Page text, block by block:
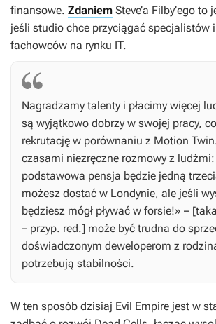
finansowe. Zdaniem Steve’a Filby’ego
jeśli studio chce przyciągać specjalistów
fachowców na rynku IT.
Nagradzamy talenty i płacimy więcej
są wyjątkowo dobrzy w swojej pracy,
rekrutację w porównaniu z Motion
czasami niezręczne rozmowy z
podstawowa pensja będzie jedną
możesz dostać w Londynie, ale jeśli
będziesz mógł pływać w forsie!» –
– przyp. red.] może być trudna do
doświadczonym deweloperom z
potrzebują stabilności.
W ten sposób dzisiaj Evil Empire jest w